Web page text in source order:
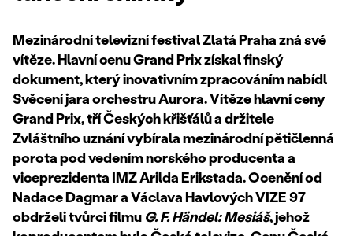
Mezinárodní televizní festival Zlatá Praha zná své
vítěze. Hlavní cenu Grand Prix získal finský
dokument, který inovativním zpracováním nabídl
Svěcení jara orchestru Aurora. Vítěze hlavní ceny
Grand Prix, tří Českých křišťálů a držitele
Zvláštního uznání vybírala mezinárodní pětičlenná
porota pod vedením norského producenta a
viceprezidenta IMZ Arilda Erikstada. Ocenění od
Nadace Dagmar a Václava Havlových VIZE 97
obdrželi tvůrci filmu G. F. Händel: Mesiáš, jehož